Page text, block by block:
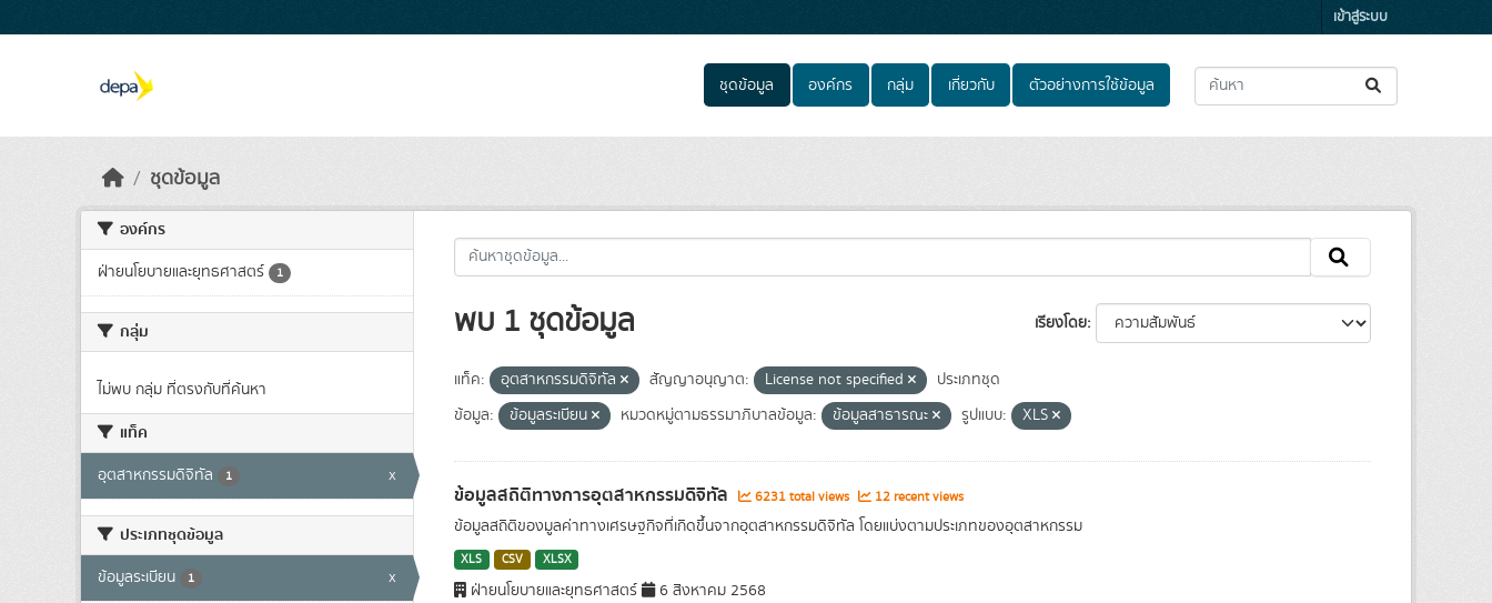
เข้าสู่ระบบ
ชุดข้อมูล องค์กร กลุ่ม เกี่ยวกับ ตัวอย่างการใช้ข้อมูล
ชุดข้อมูล
องค์กร
ฝ่ายนโยบายและยุทธศาสตร์ 1
กลุ่ม
ไม่พบ กลุ่ม ที่ตรงกับที่ค้นหา
แท็ค
อุตสาหกรรมดิจิทัล 1 x
ประเภทชุดข้อมูล
ข้อมูลระเบียน 1 x
เรียงโดย
พบ 1 ชุดข้อมูล
แท็ค: อุตสาหกรรมดิจิทัล สัญญาอนุญาต: License not specified
ประเภทชุด
ข้อมูล:
ข้อมูลระเบียน หมวดหมู่ตามธรรมาภิบาลข้อมูล: ข้อมูลสาธารณะ รูปแบบ: XLS
ข้อมูลสถิติทางการอุตสาหกรรมดิจิทัล 6231 total views 12 recent views
ข้อมูลสถิติของมูลค่าทางเศรษฐกิจที่เกิดขึ้นจากอุตสาหกรรมดิจิทัล โดยแบ่งตามประเภทของอุตสาหกรรม
XLS CSV XLSX
ฝ่ายนโยบายและยุทธศาสตร์ 6 สิงหาคม 2568